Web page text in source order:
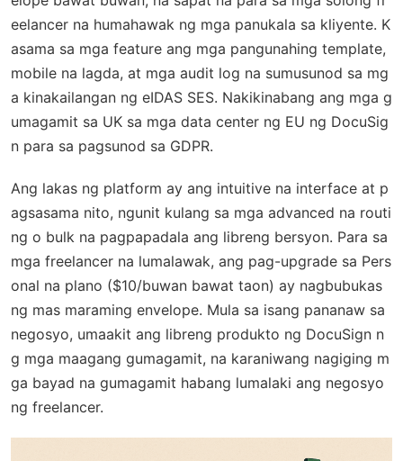
eelancer na humahawak ng mga panukala sa kliyente. K
asama sa mga feature ang mga pangunahing template,
mobile na lagda, at mga audit log na sumusunod sa mg
a kinakailangan ng eIDAS SES. Nakikinabang ang mga g
umagamit sa UK sa mga data center ng EU ng DocuSig
n para sa pagsunod sa GDPR.
Ang lakas ng platform ay ang intuitive na interface at p
agsasama nito, ngunit kulang sa mga advanced na routi
ng o bulk na pagpapadala ang libreng bersyon. Para sa
mga freelancer na lumalawak, ang pag-upgrade sa Pers
onal na plano ($10/buwan bawat taon) ay nagbubukas
ng mas maraming envelope. Mula sa isang pananaw sa
negosyo, umaakit ang libreng produkto ng DocuSign n
g mga maagang gumagamit, na karaniwang nagiging m
ga bayad na gumagamit habang lumalaki ang negosyo
ng freelancer.